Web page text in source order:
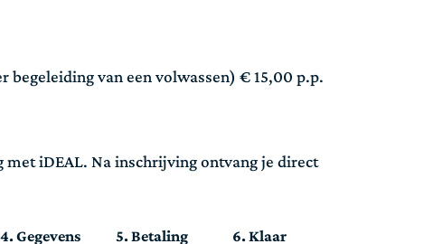
van een volwassen) € 15,00 p.p.
iDEAL. Na inschrijving ontvang je direct
4. Gegevens 5. Betaling 6. Klaar